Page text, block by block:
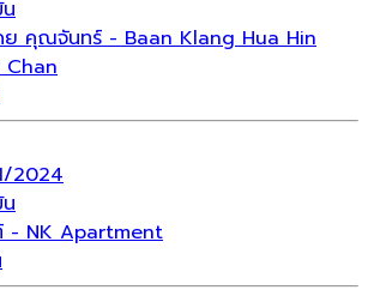
ย คุณจันทร์ - Baan Klang Hua Hin
Chan
2024
- NK Apartment